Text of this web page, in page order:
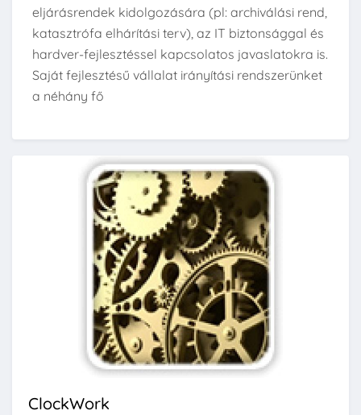
eljárásrendek kidolgozására (pl: archiválási rend,
katasztrófa elhárítási terv), az IT biztonsággal és
hardver-fejlesztéssel kapcsolatos javaslatokra is.
Saját fejlesztésű vállalat irányítási rendszerünket
a néhány fő
ClockWork